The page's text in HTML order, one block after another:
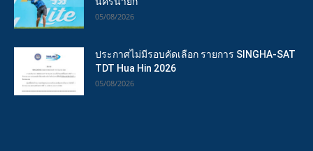
05/08/2026
ประกาศไม่มีรอบคัดเลือก รายการ SINGHA-SAT
TDT Hua Hin 2026
05/08/2026